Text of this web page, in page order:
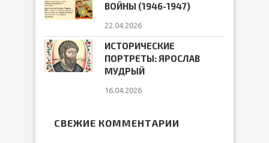
ВОЙНЫ (1946-1947)
22.04.2026
ИСТОРИЧЕСКИЕ
ПОРТРЕТЫ: ЯРОСЛАВ
МУДРЫЙ
16.04.2026
СВЕЖИЕ КОММЕНТАРИИ